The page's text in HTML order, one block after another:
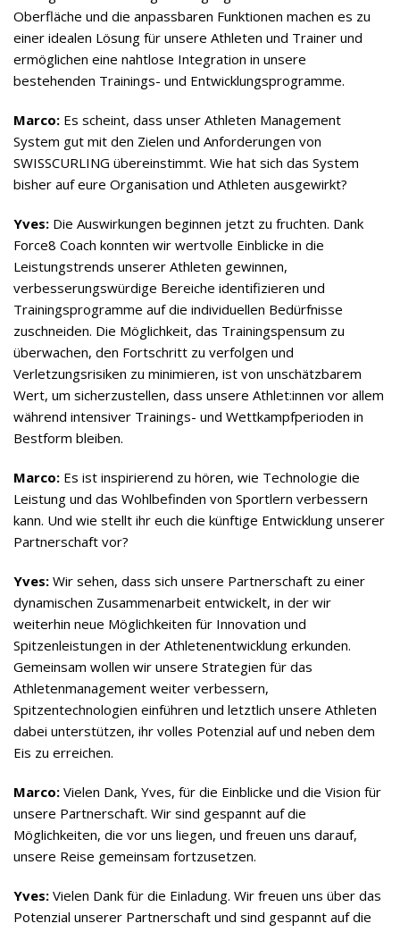
Oberfläche und die anpassbaren Funktionen machen es zu
einer idealen Lösung für unsere Athleten und Trainer und
ermöglichen eine nahtlose Integration in unsere
bestehenden Trainings- und Entwicklungsprogramme.
Marco: Es scheint, dass unser Athleten Management
System gut mit den Zielen und Anforderungen von
SWISSCURLING übereinstimmt. Wie hat sich das System
bisher auf eure Organisation und Athleten ausgewirkt?
Yves: Die Auswirkungen beginnen jetzt zu fruchten. Dank
Force8 Coach konnten wir wertvolle Einblicke in die
Leistungstrends unserer Athleten gewinnen,
verbesserungswürdige Bereiche identifizieren und
Trainingsprogramme auf die individuellen Bedürfnisse
zuschneiden. Die Möglichkeit, das Trainingspensum zu
überwachen, den Fortschritt zu verfolgen und
Verletzungsrisiken zu minimieren, ist von unschätzbarem
Wert, um sicherzustellen, dass unsere Athlet:innen vor allem
während intensiver Trainings- und Wettkampfperioden in
Bestform bleiben.
Marco: Es ist inspirierend zu hören, wie Technologie die
Leistung und das Wohlbefinden von Sportlern verbessern
kann. Und wie stellt ihr euch die künftige Entwicklung unserer
Partnerschaft vor?
Yves: Wir sehen, dass sich unsere Partnerschaft zu einer
dynamischen Zusammenarbeit entwickelt, in der wir
weiterhin neue Möglichkeiten für Innovation und
Spitzenleistungen in der Athletenentwicklung erkunden.
Gemeinsam wollen wir unsere Strategien für das
Athletenmanagement weiter verbessern,
Spitzentechnologien einführen und letztlich unsere Athleten
dabei unterstützen, ihr volles Potenzial auf und neben dem
Eis zu erreichen.
Marco: Vielen Dank, Yves, für die Einblicke und die Vision für
unsere Partnerschaft. Wir sind gespannt auf die
Möglichkeiten, die vor uns liegen, und freuen uns darauf,
unsere Reise gemeinsam fortzusetzen.
Yves: Vielen Dank für die Einladung. Wir freuen uns über das
Potenzial unserer Partnerschaft und sind gespannt auf die